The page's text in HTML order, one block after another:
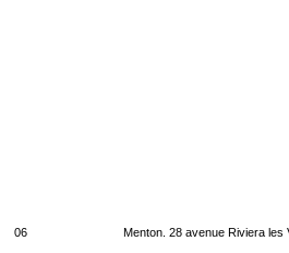
06 Menton. 28 avenue Riviera les